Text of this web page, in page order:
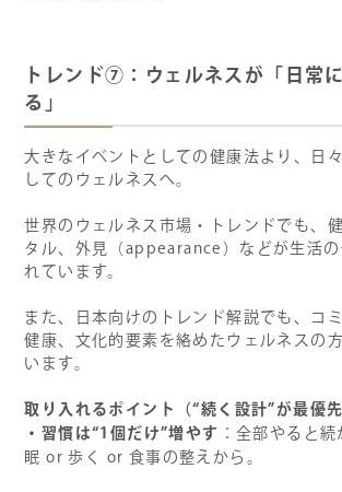
トレンド⑦：ウェルネスが「日常
る」
大きなイベントとしての健康法より、日
してのウェルネスへ。
世界のウェルネス市場・トレンドでも、
タル、外見（appearance）などが生活の
れています。
また、日本向けのトレンド解説でも、コ
健康、文化的要素を絡めたウェルネスの
います。
取り入れるポイント（“続く設計”が最優先
・習慣は“1個だけ”増やす
：全部やると
眠 or 歩く or 食事の整えから。